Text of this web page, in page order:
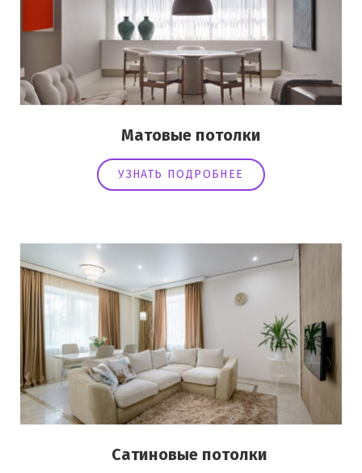
Матовые потолки
УЗНАТЬ ПОДРОБНЕЕ
Сатиновые потолки